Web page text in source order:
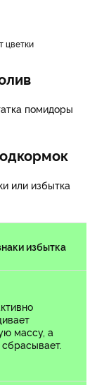
цветки
помидоры
или избытка
избытка
массу, а